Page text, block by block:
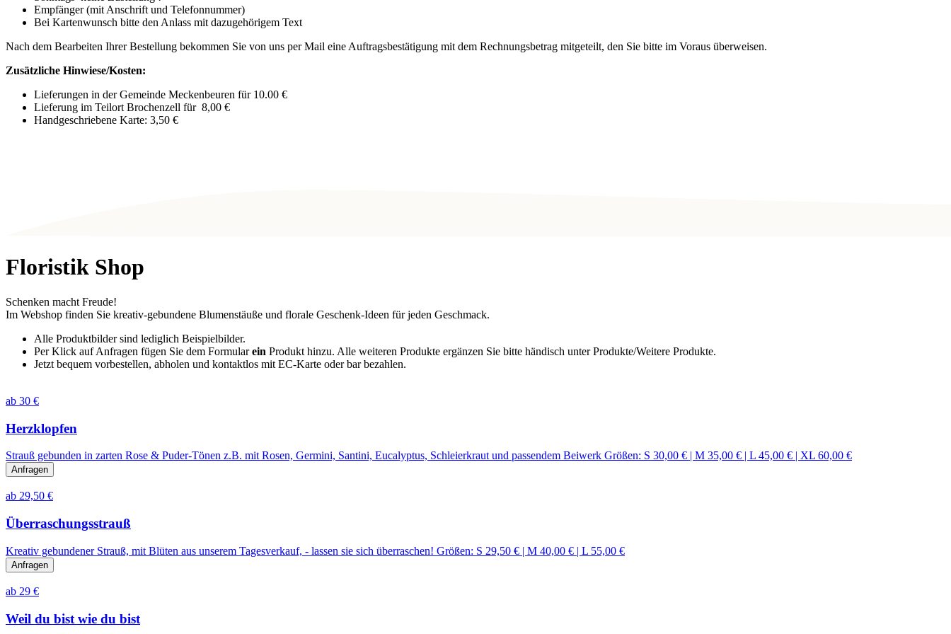
Empfänger (mit Anschrift und Telefonnummer)
Bei Kartenwunsch bitte den Anlass mit dazugehörigem Text
Nach dem Bearbeiten Ihrer Bestellung bekommen Sie von uns per Mail eine Auftragsbestätigung mit dem Rechnungsbetrag mitgeteilt, den Sie bitte im Voraus überweisen.
Zusätzliche Hinwiese/Kosten:
Lieferungen in der Gemeinde Meckenbeuren für 10.00 €
Lieferung im Teilort Brochenzell für 8,00 €
Handgeschriebene Karte: 3,50 €
Floristik Shop
Schenken macht Freude!
Im Webshop finden Sie kreativ-gebundene Blumenstäuße und florale Geschenk-Ideen für jeden Geschmack.
Alle Produktbilder sind lediglich Beispielbilder.
Per Klick auf Anfragen fügen Sie dem Formularein Produkt hinzu. Alle weiteren Produkte ergänzen Sie bitte händisch unter Produkte/Weitere Produkte.
Jetzt bequem vorbestellen, abholen und kontaktlos mit EC-Karte oder bar bezahlen.
ab 30 €
Herzklopfen
Strauß gebunden in zarten Rose & Puder-Tönen z.B. mit Rosen, Germini, Santini, Eucalyptus, Schleierkraut und passendem Beiwerk Größen: S 30,00 € | M 35,00 € | L 45,00 € | XL 60,00 €
Anfragen
ab 29,50 €
Überraschungsstrauß
Kreativ gebundener Strauß, mit Blüten aus unserem Tagesverkauf, - lassen sie sich überraschen! Größen: S 29,50 € | M 40,00 € | L 55,00 €
Anfragen
ab 29 €
Weil du bist wie du bist